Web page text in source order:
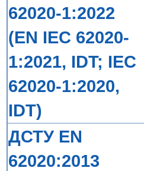
62020-1:2022
(EN IEC 62020-
1:2021, IDT; IEC
62020-1:2020,
IDT)
ДСТУ EN
62020:2013